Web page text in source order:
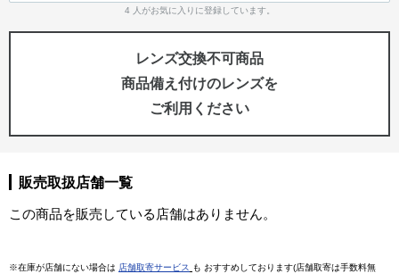
4 人がお気に入りに登録しています。
レンズ交換不可商品
商品備え付けのレンズを
ご利用ください
販売取扱店舗一覧
この商品を販売している店舗はありません。
※在庫が店舗にない場合は 店舗取寄サービス
も おすすめしております(店舗取寄は手数料無